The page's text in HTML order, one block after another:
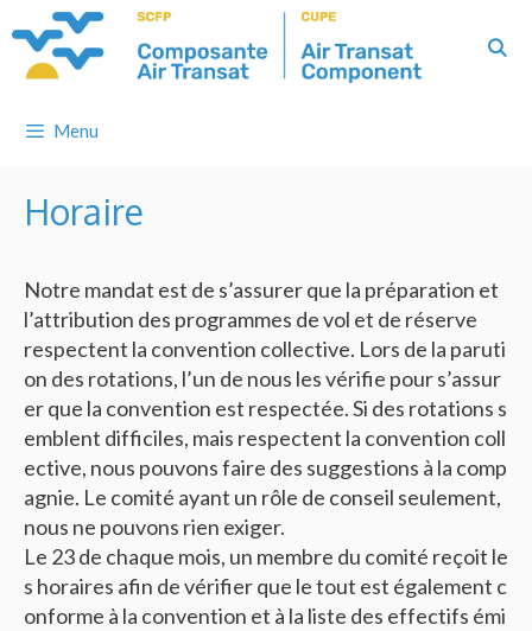
to
content
Menu
Horaire
Notre mandat est de s’assurer que la préparation et
l’attribution des programmes de vol et de réserve
respectent la convention collective. Lors de la paruti
on des rotations, l’un de nous les vérifie pour s’assur
er que la convention est respectée. Si des rotations s
emblent difficiles, mais respectent la convention coll
ective, nous pouvons faire des suggestions à la comp
agnie. Le comité ayant un rôle de conseil seulement,
nous ne pouvons rien exiger.
Le 23 de chaque mois, un membre du comité reçoit le
s horaires afin de vérifier que le tout est également c
onforme à la convention et à la liste des effectifs émi